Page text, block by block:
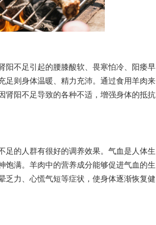
不足引起的腰膝酸软、畏寒怕冷、阳痿早
足则身体温暖、精力充沛。通过食用羊肉来
肾阳不足导致的各种不适，增强身体的抵抗
的人群有很好的调养效果。气血是人体生
饱满。羊肉中的营养成分能够促进气血的生
乏力、心慌气短等症状，使身体逐渐恢复健